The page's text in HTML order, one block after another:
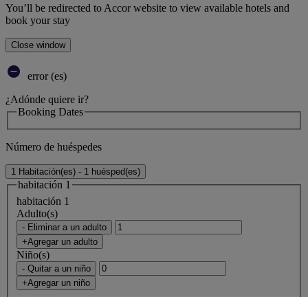
You’ll be redirected to Accor website to view available hotels and
book your stay
Close window
error (es)
¿Adónde quiere ir?
Booking Dates
Número de huéspedes
1 Habitación(es) - 1 huésped(es)
habitación 1
habitación 1
Adulto(s)
- Eliminar a un adulto
+Agregar un adulto
Niño(s)
- Quitar a un niño
+Agregar un niño